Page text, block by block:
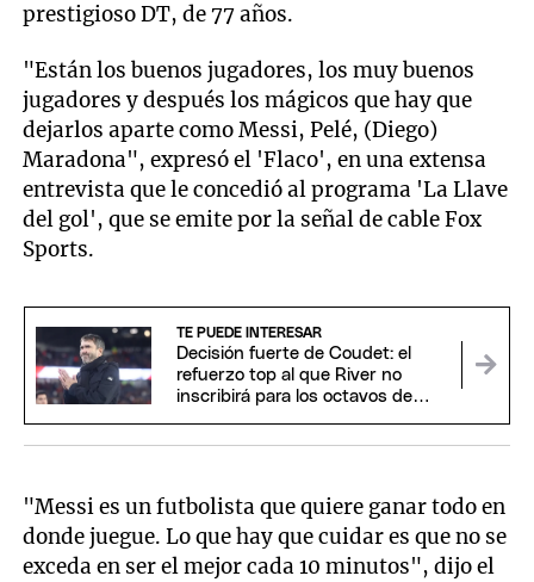
prestigioso DT, de 77 años.
"Están los buenos jugadores, los muy buenos
jugadores y después los mágicos que hay que
dejarlos aparte como Messi, Pelé, (Diego)
Maradona", expresó el 'Flaco', en una extensa
entrevista que le concedió al programa 'La Llave
del gol', que se emite por la señal de cable Fox
Sports.
TE PUEDE INTERESAR
Decisión fuerte de Coudet: el
refuerzo top al que River no
inscribirá para los octavos de
"Messi es un futbolista que quiere ganar todo en
donde juegue. Lo que hay que cuidar es que no se
exceda en ser el mejor cada 10 minutos", dijo el